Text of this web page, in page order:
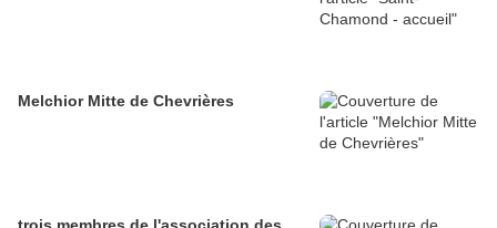
Melchior Mitte de Chevrières